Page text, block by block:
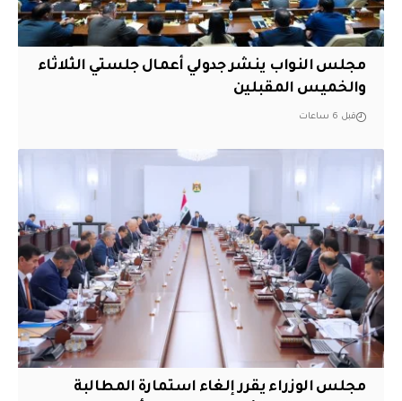
مجلس النواب ينشر جدولي أعمال جلستي الثلاثاء
والخميس المقبلين
قبل 6 ساعات
مجلس الوزراء يقرر إلغاء استمارة المطالبة